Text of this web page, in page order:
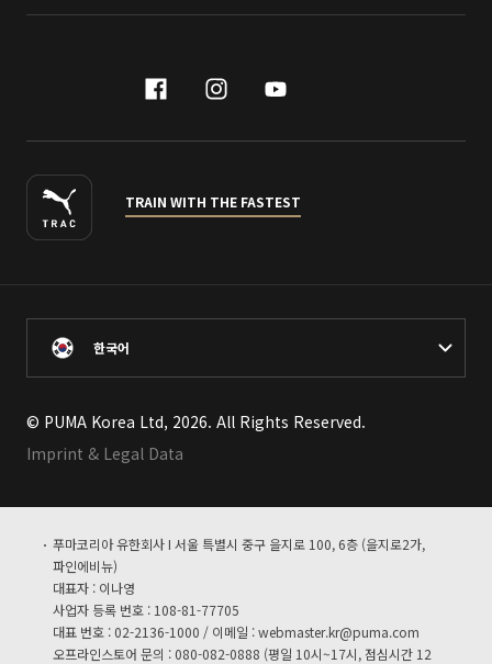
facebook
instagram
youtube
TRAIN WITH THE FASTEST
한국어
© PUMA Korea Ltd, 2026. All Rights Reserved.
Imprint & Legal Data
푸마코리아 유한회사 I 서울 특별시 중구 을지로 100, 6층 (을지로2가,
파인에비뉴)
대표자 : 이나영
사업자 등록 번호 : 108-81-77705
대표 번호 : 02-2136-1000 / 이메일 :webmaster.kr@puma.com
오프라인스토어 문의 : 080-082-0888 (평일 10시~17시, 점심시간 12